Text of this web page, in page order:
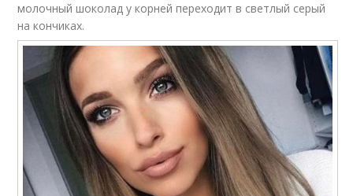
молочный шоколад у корней переходит в светлый серый
на кончиках.